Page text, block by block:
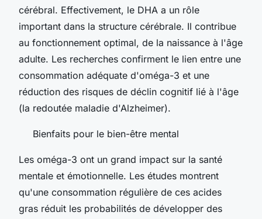
cérébral. Effectivement, le DHA a un rôle
important dans la structure cérébrale. Il contribue
au fonctionnement optimal, de la naissance à l'âge
adulte. Les recherches confirment le lien entre une
consommation adéquate d'oméga-3 et une
réduction des risques de déclin cognitif lié à l'âge
(la redoutée maladie d'Alzheimer).
Bienfaits pour le bien-être mental
Les oméga-3 ont un grand impact sur la santé
mentale et émotionnelle. Les études montrent
qu'une consommation régulière de ces acides
gras réduit les probabilités de développer des